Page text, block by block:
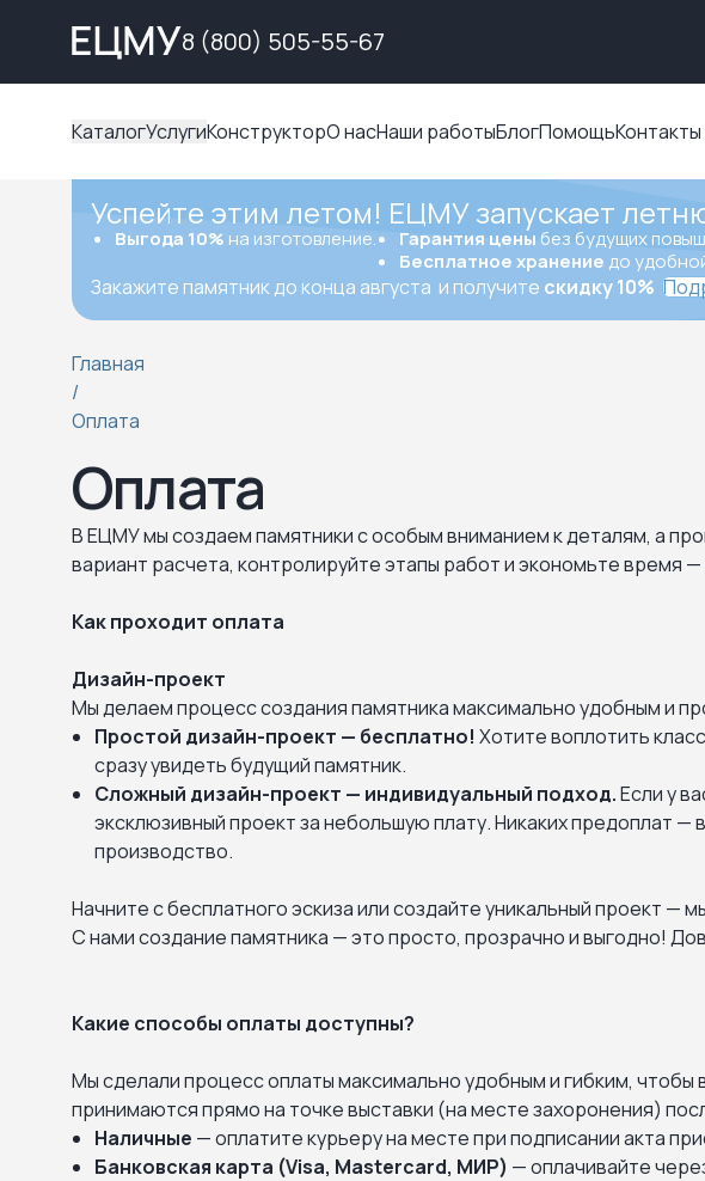
8 (800) 505-55-67
КаталогУслугиКонструкторО насНаши работыБлогПомощьКонтакты
Успейте этим летом! ЕЦМУ запускает
Выгода 10% на изготовление. Гарантия цены без будущих
Бесплатное хранение до
Закажите памятник до конца августа и получите скидку 10%
Главная
/
Оплата
Оплата
В ЕЦМУ мы создаем памятники с особым вниманием к деталям, а
вариант расчета, контролируйте этапы работ и экономьте время
Как проходит оплата
Дизайн-проект
Мы делаем процесс создания памятника максимально удобным и
Простой дизайн-проект — бесплатно! Хотите воплотить
сразу увидеть будущий памятник.
Сложный дизайн-проект — индивидуальный подход.Если у
эксклюзивный проект за небольшую плату. Никаких предоплат
производство.
Начните с бесплатного эскиза или создайте уникальный проект
С нами создание памятника — это просто, прозрачно и выгодно!
Какие способы оплаты доступны?
Мы сделали процесс оплаты максимально удобным и гибким,
принимаются прямо на точке выставки (на месте захоронения)
Наличные — оплатите курьеру на месте при подписании акта
Банковская карта (Visa, Mastercard, МИР) — оплачивайте